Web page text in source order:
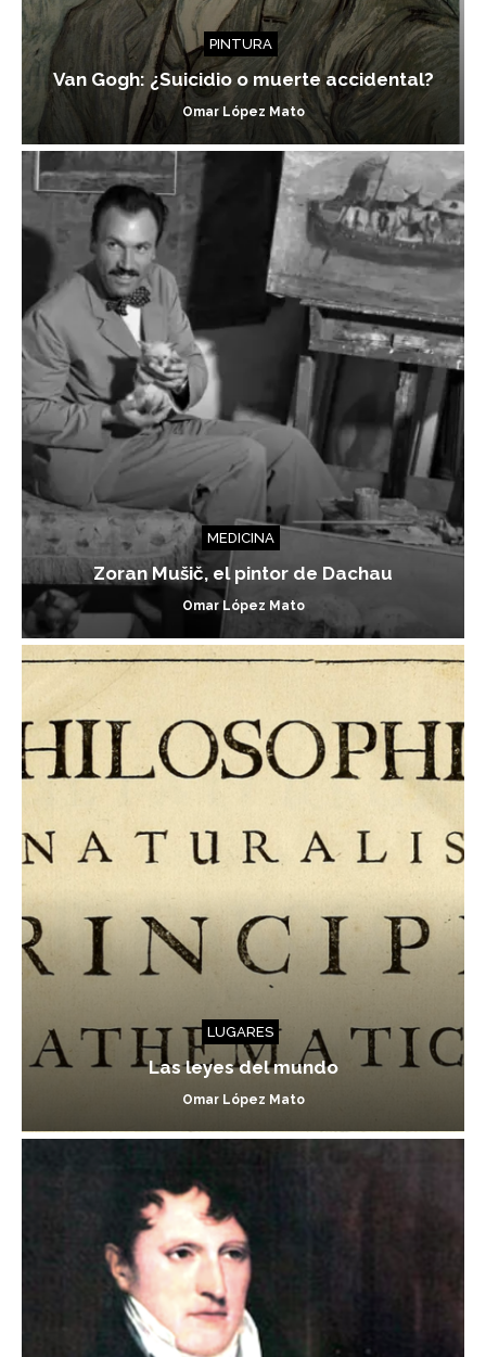
PINTURA
Van Gogh: ¿Suicidio o muerte accidental?
Omar López Mato
MEDICINA
Zoran Mušič, el pintor de Dachau
Omar López Mato
LUGARES
Las leyes del mundo
Omar López Mato